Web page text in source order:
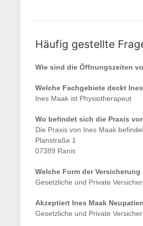
Häufig gestellte
Wie sind die Öffnungszeiten
Welche Fachgebiete deckt
Ines Maak ist Physiotherapeut
Wo befindet sich die Praxis
Die Praxis von Ines Maak
Planstraße 1
07389 Ranis
Welche Form der Versicherung
Gesetzliche und Private
Akzeptiert Ines Maak
Gesetzliche und Private